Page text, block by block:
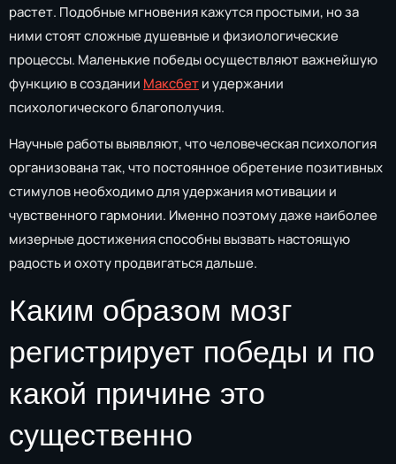
растет. Подобные мгновения кажутся простыми, но за
ними стоят сложные душевные и физиологические
процессы. Маленькие победы осуществляют важнейшую
функцию в создании Максбети удержании
психологического благополучия.
Научные работы выявляют, что человеческая психология
организована так, что постоянное обретение позитивных
стимулов необходимо для удержания мотивации и
чувственного гармонии. Именно поэтому даже наиболее
мизерные достижения способны вызвать настоящую
радость и охоту продвигаться дальше.
Каким образом мозг
регистрирует победы и по
какой причине это
существенно